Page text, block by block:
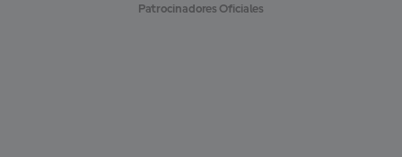
Patrocinadores Oficiales